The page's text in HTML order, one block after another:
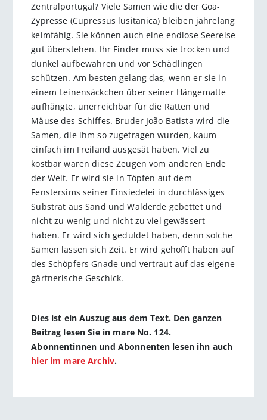
Zentralportugal? Viele Samen wie die der Goa-
Zypresse (Cupressus lusitanica) bleiben jahrelang
keimfähig. Sie können auch eine endlose Seereise
gut überstehen. Ihr Finder muss sie trocken und
dunkel aufbewahren und vor Schädlingen
schützen. Am besten gelang das, wenn er sie in
einem Leinensäckchen über seiner Hängematte
aufhängte, unerreichbar für die Ratten und
Mäuse des Schiffes. Bruder João Batista wird die
Samen, die ihm so zugetragen wurden, kaum
einfach im Freiland ausgesät haben. Viel zu
kostbar waren diese Zeugen vom anderen Ende
der Welt. Er wird sie in Töpfen auf dem
Fenstersims seiner Einsiedelei in durchlässiges
Substrat aus Sand und Walderde gebettet und
nicht zu wenig und nicht zu viel gewässert
haben. Er wird sich geduldet haben, denn solche
Samen lassen sich Zeit. Er wird gehofft haben auf
des Schöpfers Gnade und vertraut auf das eigene
gärtnerische Geschick.
Dies ist ein Auszug aus dem Text. Den ganzen
Beitrag lesen Sie in mare No. 124.
Abonnentinnen und Abonnenten lesen ihn auch
hier im mare Archiv.